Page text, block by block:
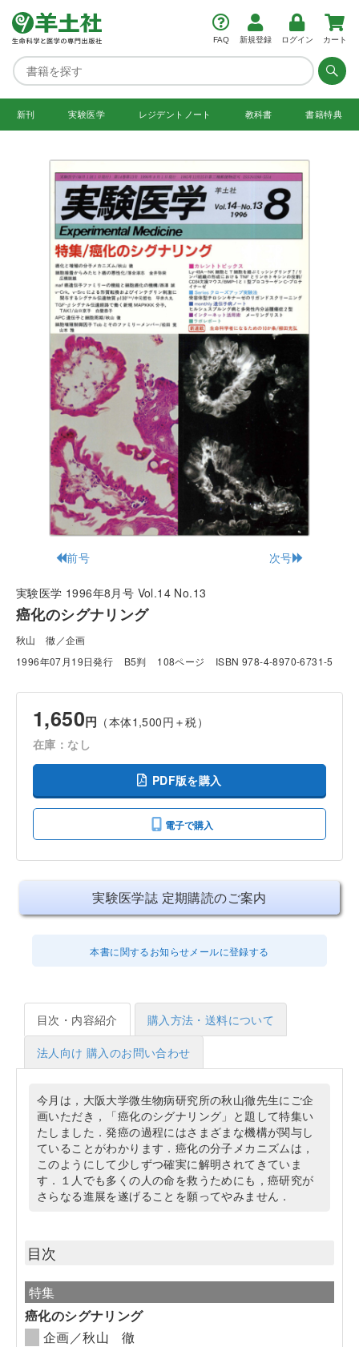
FAQ 新規登録 ログイン カート
新刊 実験医学 レジデント ノート 教科書 書籍特典
前号 次号
実験医学 1996年8月号 Vol.14 No.13
癌化のシグナリング
秋山 徹／企画
1996年07月19日発行
B5判 108ページ ISBN 978-4-8970-6731-5
1,650円 （本体1,500円＋税）
在庫：なし
PDF版を購入
電子で購入
実験医学誌 定期購読のご案内
本書に関するお知らせメールに登録する
目次・内容紹介 購入方法・送料について
法人向け 購入のお問い合わせ
今月は，大阪大学微生物病研究所の秋山徹先生にご企
画いただき，「癌化のシグナリング」と題して特集い
たしました．発癌の過程にはさまざまな機構が関与し
ていることがわかります．癌化の分子メカニズムは，
このようにして少しずつ確実に解明されてきていま
す．１人でも多くの人の命を救うためにも，癌研究が
さらなる進展を遂げることを願ってやみません．
目次
特集
癌化のシグナリング
企画／秋山 徹